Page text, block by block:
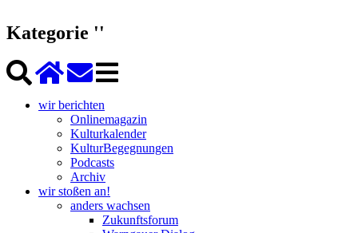
Kategorie ''
wir berichten
Onlinemagazin
Kulturkalender
KulturBegegnungen
Podcasts
Archiv
wir stoßen an!
anders wachsen
Zukunftsforum